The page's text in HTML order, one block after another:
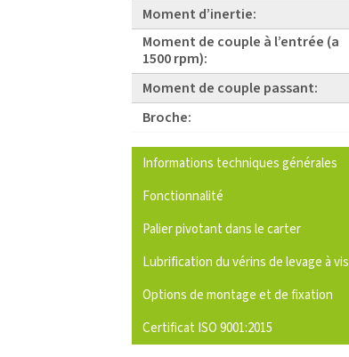
Moment d’inertie:
Moment de couple à l’entrée (a
1500 rpm):
Moment de couple passant:
Broche:
Informations techniques générales
Fonctionnalité
Palier pivotant dans le carter
Lubrification du vérins de levage à vis
Options de montage et de fixation
Certificat ISO 9001:2015